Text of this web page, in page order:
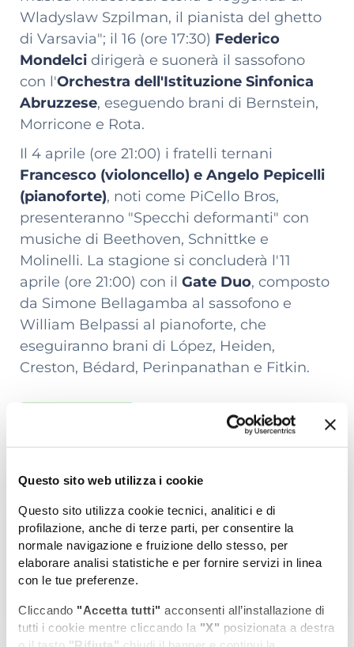
Questo sito web utilizza i cookie
Questo sito utilizza cookie tecnici, analitici e di
profilazione, anche di terze parti, per consentire la
normale navigazione e fruizione dello stesso, per
elaborare analisi statistiche e per fornire servizi in linea
con le tue preferenze.
Cliccando "Accetta tutti" acconsenti all’installazione di
tutti i cookie mentre cliccando la "X" posizionata a destra
Wladyslaw Szpilman, il pianista del ghetto
di Varsavia"; il 16 (ore 17:30) Federico
Mondelci dirigerà e suonerà il sassofono
con l'Orchestra dell'Istituzione Sinfonica
Abruzzese, eseguendo brani di Bernstein,
Morricone e Rota.
Il 4 aprile (ore 21:00) i fratelli ternani
Francesco (violoncello) e Angelo Pepicelli
(pianoforte), noti come PiCello Bros,
presenteranno "Specchi deformanti" con
musiche di Beethoven, Schnittke e
Molinelli. La stagione si concluderà l'11
aprile (ore 21:00) con il Gate Duo, composto
da Simone Bellagamba al sassofono e
William Belpassi al pianoforte, che
eseguiranno brani di López, Heiden,
Creston, Bédard, Perinpanathan e Fitkin.
Scarica il programma
completo
Dimensione file: 1.5 MB
Scarica file